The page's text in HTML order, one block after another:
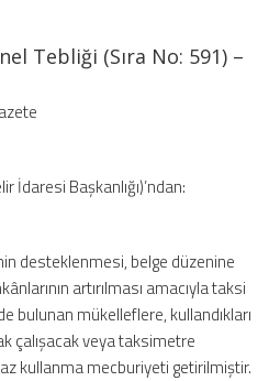
Tebliği (Sıra No: 591) –
İdaresi Başkanlığı)’ndan:
desteklenmesi, belge düzenine
artırılması amacıyla taksi
bulunan mükelleflere, kullandıkları
çalışacak veya taksimetre
kullanma mecburiyeti getirilmiştir.